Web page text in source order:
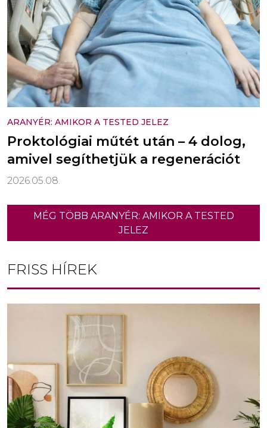
ARANYÉR: AMIKOR A TESTED JELEZ
Proktológiai műtét után – 4 dolog,
amivel segíthetjük a regenerációt
2026.05.08.
MÉG TÖBB ARANYÉR: AMIKOR A TESTED
JELEZ
FRISS HÍREK